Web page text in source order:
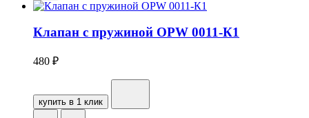
Клапан с пружиной OPW 0011-К1
480 ₽
купить в 1 клик